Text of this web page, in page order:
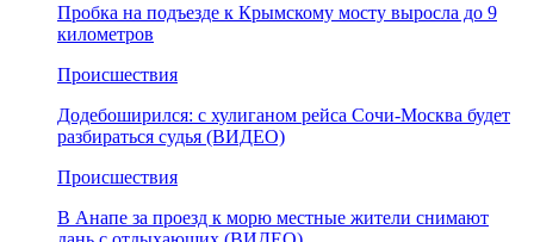
Пробка на подъезде к Крымскому мосту выросла до 9
километров
Происшествия
Додебоширился: с хулиганом рейса Сочи-Москва будет
разбираться судья (ВИДЕО)
Происшествия
В Анапе за проезд к морю местные жители снимают